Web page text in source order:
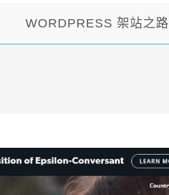
WORDPRESS 架站之路